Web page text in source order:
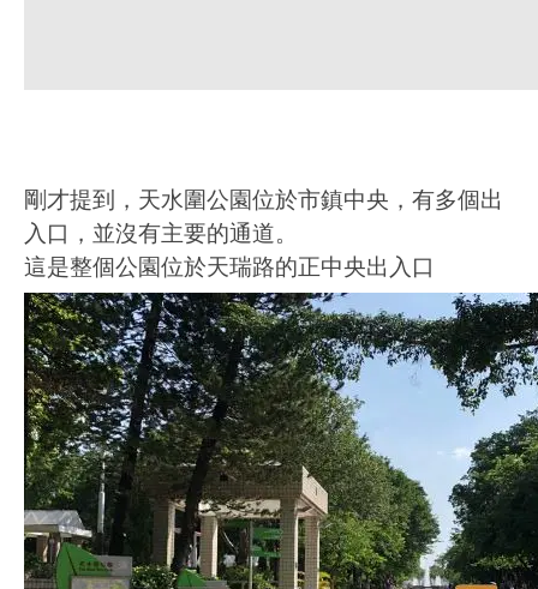
剛才提到，天水圍公園位於市鎮中央，有多個出
入口，並沒有主要的通道。
這是整個公園位於天瑞路的正中央出入口